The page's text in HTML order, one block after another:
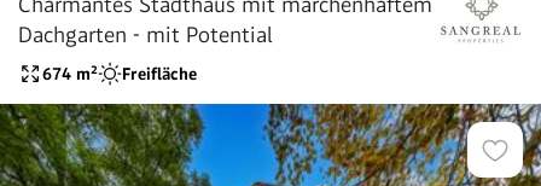
Dachgarten - mit Potential
674 m² Freifläche